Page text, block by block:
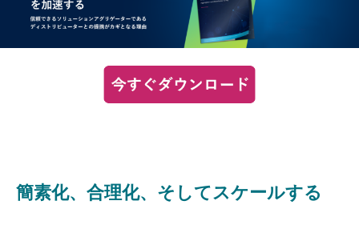
簡素化、合理化、そしてスケールする